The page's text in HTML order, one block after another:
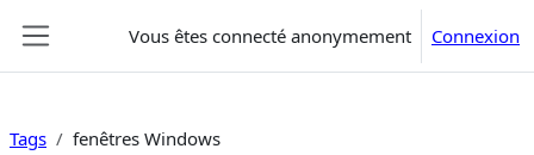
Vous êtes connecté anonymement Connexion
Tags fenêtres Windows